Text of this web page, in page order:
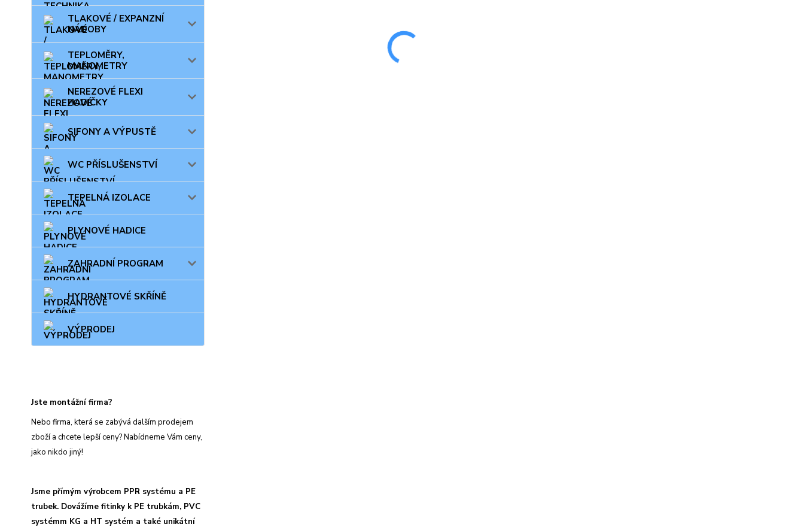
TLAKOVÉ / EXPANZNÍ
NÁDOBY
TEPLOMĚRY,
MANOMETRY
NEREZOVÉ FLEXI
HADIČKY
SIFONY A VÝPUSTĚ
WC PŘÍSLUŠENSTVÍ
TEPELNÁ IZOLACE
PLYNOVÉ HADICE
ZAHRADNÍ PROGRAM
HYDRANTOVÉ SKŘÍNĚ
VÝPRODEJ
Jste montážní firma?
Nebo firma, která se zabývá dalším prodejem
zboží a chcete lepší ceny? Nabídneme Vám ceny,
jako nikdo jiný!
Jsme přímým výrobcem PPR systému a PE
trubek. Dovážíme fitinky k PE trubkám, PVC
systémm KG a HT systém a také unikátní